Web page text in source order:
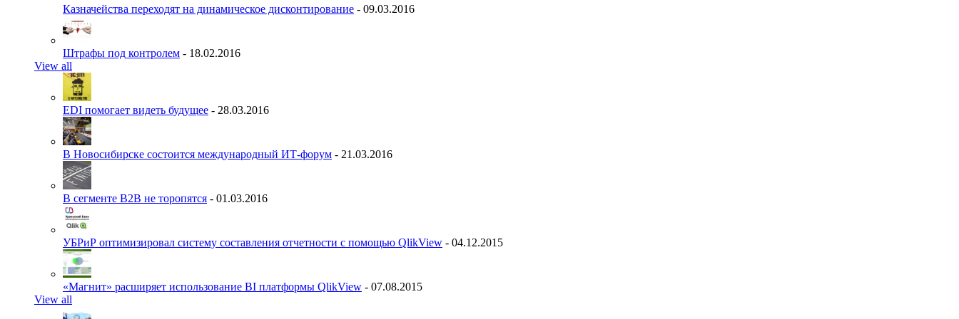
Казначейства переходят на динамическое дисконтирование - 09.03.2016
Штрафы под контролем - 18.02.2016
View all
EDI помогает видеть будущее - 28.03.2016
В Новосибирске состоится международный ИТ-форум - 21.03.2016
В сегменте B2B не торопятся - 01.03.2016
УБРиР оптимизировал систему составления отчетности с помощью QlikView - 04.12.2015
«Магнит» расширяет использование BI платформы QlikView - 07.08.2015
View all